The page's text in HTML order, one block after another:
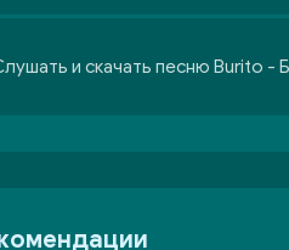
и скачать песню Burito -